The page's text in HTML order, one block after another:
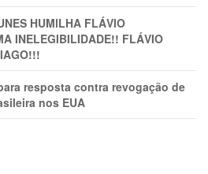
HUMlLHA FLÁVIO
INELEGIBILIDADE!! FLÁVIO
resposta contra revogação de
nos EUA